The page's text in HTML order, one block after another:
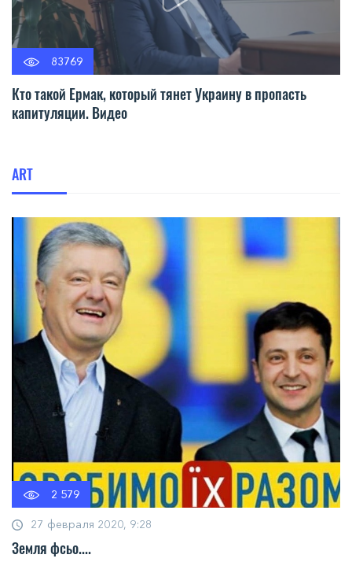
83769
Кто такой Ермак, который тянет Украину в пропасть
капитуляции. Видео
ART
2 579
27 февраля 2020, 9:28
Земля фсьо....